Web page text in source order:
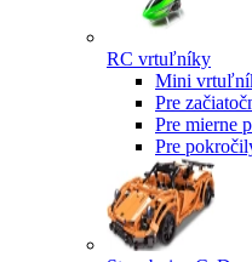
RC vrtuľníky
Mini
Pre
Pre mierne
Pre